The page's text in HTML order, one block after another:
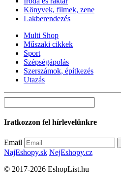
Könyvek, filmek, zene
Lakberendezés
Multi Shop
Műszaki cikkek
Sport
Szépségápolás
Szerszámok, építkezés
Utazás
Iratkozzon fel hírlevelünkre
Email
NajEshopy.sk NejEshopy.cz
© 2017-2026 EshopList.hu